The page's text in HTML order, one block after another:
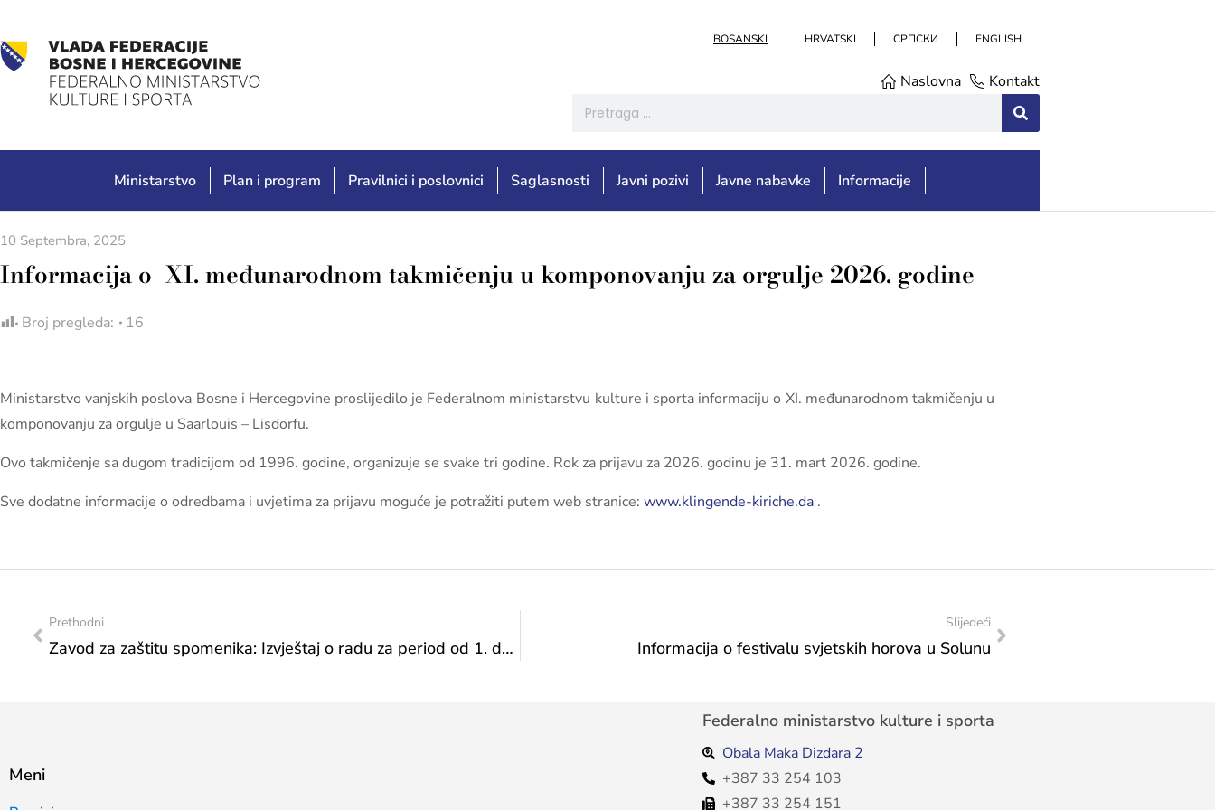
BOSANSKI HRVATSKI СРПСКИ ENGLISH
Naslovna Kontakt
Ministarstvo Plan i program Pravilnici i poslovnici Saglasnosti Javni pozivi Javne nabavke Informacije
10 Septembra, 2025
Informacija o XI. međunarodnom takmičenju u komponovanju za orgulje 2026. godine
Broj pregleda: 16
Ministarstvo vanjskih poslova Bosne i Hercegovine proslijedilo je Federalnom ministarstvu kulture i sporta informaciju o XI. međunarodnom takmičenju u
komponovanju za orgulje u Saarlouis – Lisdorfu.
Ovo takmičenje sa dugom tradicijom od 1996. godine, organizuje se svake tri godine. Rok za prijavu za 2026. godinu je 31. mart 2026. godine.
Sve dodatne informacije o odredbama i uvjetima za prijavu moguće je potražiti putem web stranice: www.klingende-kiriche.da .
Prethodni
Zavod za zaštitu spomenika: Izvještaj o radu za period od 1. do 5. 9. 2025. godine
Slijedeći
Informacija o festivalu svjetskih horova u Solunu
Meni
Federalno ministarstvo kulture i sporta
Obala Maka Dizdara 2
+387 33 254 103
+387 33 254 151